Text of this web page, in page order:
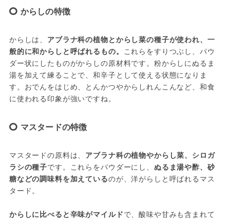
からしの特徴
からしは、 アブラナ科の植物とからし菜の種子が使われ、一
般的に和からしと呼ばれるもの。 これらをすりつぶし、パウ
ダー状にしたものがからしの原材料です。粉からしにぬるま
湯を加えて練ることで、和辛子として使える状態になりま
す。おでんをはじめ、とんかつやからしれんこんなど、和食
に使われる印象が強いですね。
マスタードの特徴
マスタードの原料は、 アブラナ科の植物やからし菜、シロガ
ラシの種子です。これらをパウダーにし、 ぬるま湯や酢、砂
糖などの調味料を加えているのが、洋がらしと呼ばれるマス
タード。
からしに比べると辛味がマイルドで、酸味や甘みも含まれて